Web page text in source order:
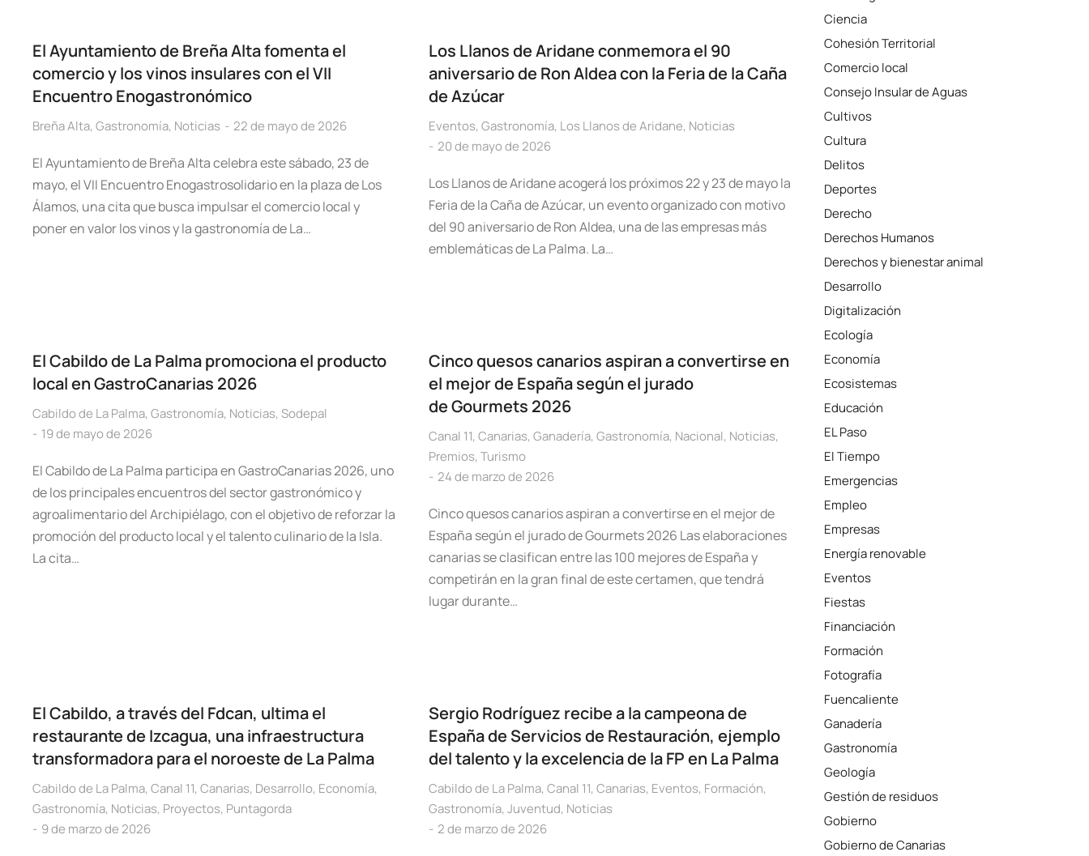
El Ayuntamiento de Breña Alta fomenta el
comercio y los vinos insulares con el VII
Encuentro Enogastronómico
Breña Alta, Gastronomía, Noticias 22 de mayo de 2026
El Ayuntamiento de Breña Alta celebra este sábado, 23 de
mayo, el VII Encuentro Enogastrosolidario en la plaza de Los
Álamos, una cita que busca impulsar el comercio local y
poner en valor los vinos y la gastronomía de La…
Los Llanos de Aridane conmemora el 90
aniversario de Ron Aldea con la Feria de la Caña
de Azúcar
Eventos, Gastronomía, Los Llanos de Aridane, Noticias
20 de mayo de 2026
Los Llanos de Aridane acogerá los próximos 22 y 23 de mayo la
Feria de la Caña de Azúcar, un evento organizado con motivo
del 90 aniversario de Ron Aldea, una de las empresas más
emblemáticas de La Palma. La…
El Cabildo de La Palma promociona el producto
local en GastroCanarias 2026
Cabildo de La Palma, Gastronomía, Noticias, Sodepal
19 de mayo de 2026
El Cabildo de La Palma participa en GastroCanarias 2026, uno
de los principales encuentros del sector gastronómico y
agroalimentario del Archipiélago, con el objetivo de reforzar la
promoción del producto local y el talento culinario de la Isla.
La cita…
Cinco quesos canarios aspiran a convertirse en
el mejor de España según el jurado
de Gourmets 2026
Canal 11, Canarias, Ganadería, Gastronomía, Nacional, Noticias,
Premios, Turismo
24 de marzo de 2026
Cinco quesos canarios aspiran a convertirse en el mejor de
España según el jurado de Gourmets 2026 Las elaboraciones
canarias se clasifican entre las 100 mejores de España y
competirán en la gran final de este certamen, que tendrá
lugar durante…
El Cabildo, a través del Fdcan, ultima el
restaurante de Izcagua, una infraestructura
transformadora para el noroeste de La Palma
Cabildo de La Palma, Canal 11, Canarias, Desarrollo, Economía,
Gastronomía, Noticias, Proyectos, Puntagorda
9 de marzo de 2026
Sergio Rodríguez recibe a la campeona de
España de Servicios de Restauración, ejemplo
del talento y la excelencia de la FP en La Palma
Cabildo de La Palma, Canal 11, Canarias, Eventos, Formación,
Gastronomía, Juventud, Noticias
2 de marzo de 2026
Ciencia
Cohesión Territorial
Comercio local
Consejo Insular de Aguas
Cultivos
Cultura
Delitos
Deportes
Derecho
Derechos Humanos
Derechos y bienestar animal
Desarrollo
Digitalización
Ecología
Economía
Ecosistemas
Educación
EL Paso
El Tiempo
Emergencias
Empleo
Empresas
Energía renovable
Eventos
Fiestas
Financiación
Formación
Fotografía
Fuencaliente
Ganadería
Gastronomía
Geología
Gestión de residuos
Gobierno
Gobierno de Canarias